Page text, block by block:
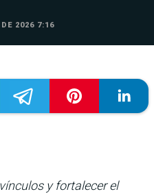
2026 7:16
y fortalecer el